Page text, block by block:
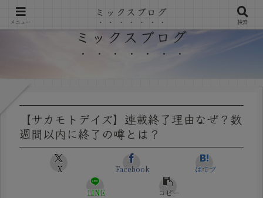
ミックスブログ
【サカモトデイズ】連載終了理由なぜ？数
週間以内に終了の噂とは？
X Facebook はてブ
LINE コピー
メニュー
ミックスブログ
検索